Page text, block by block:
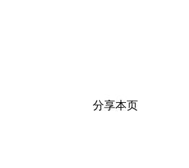
分享本页